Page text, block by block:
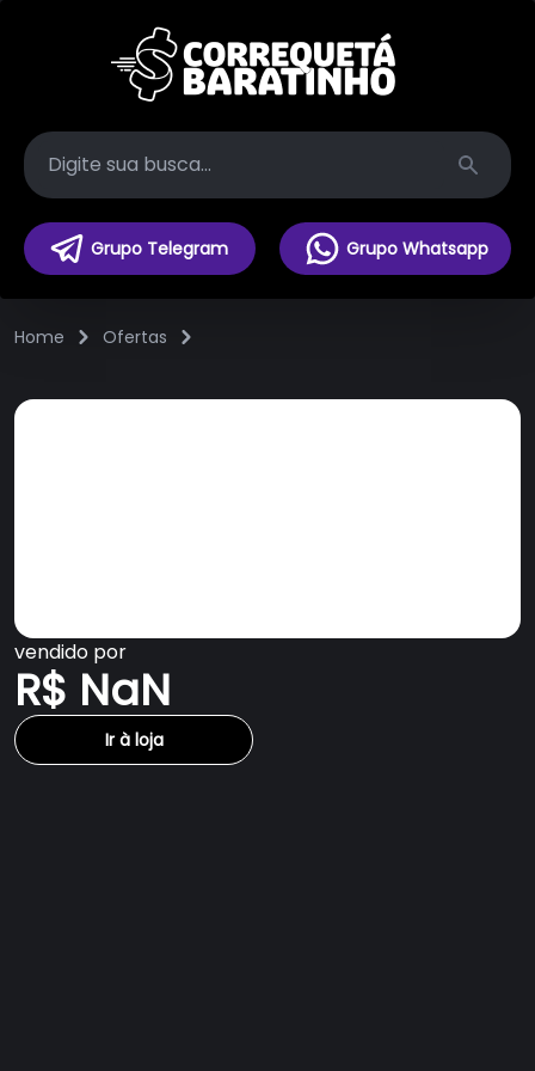
Search
Grupo Telegram Grupo Whatsapp
Home Ofertas
vendido por
R$ NaN
Ir à loja